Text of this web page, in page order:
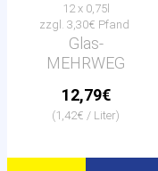
12 x 0,75l
zzgl. 3,30€ Pfand
Glas-
MEHRWEG
12,79€
(1,42€ / Liter)